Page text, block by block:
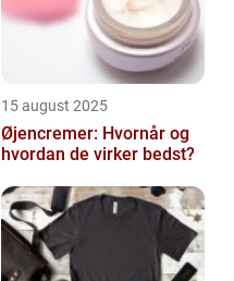
15 august 2025
Øjencremer: Hvornår og
hvordan de virker bedst?